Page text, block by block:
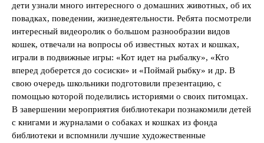
дети узнали много интересного о домашних животных, об их
повадках, поведении, жизнедеятельности. Ребята посмотрели
интересный видеоролик о большом разнообразии видов
кошек, отвечали на вопросы об известных котах и кошках,
играли в подвижные игры: «Кот идет на рыбалку», «Кто
вперед доберется до сосиски» и «Поймай рыбку» и др. В
свою очередь школьники подготовили презентацию, с
помощью которой поделились историями о своих питомцах.
В завершении мероприятия библиотекари познакомили детей
с книгами и журналами о собаках и кошках из фонда
библиотеки и вспомнили лучшие художественные